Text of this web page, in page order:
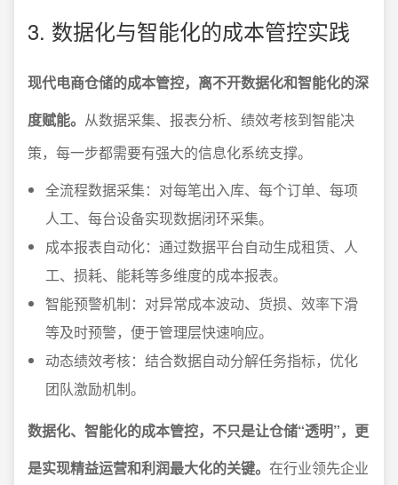
3. 数据化与智能化的成本管控实践
现代电商仓储的成本管控，离不开数据化和智能化的深
度赋能。 从数据采集、报表分析、绩效考核到智能决
策，每一步都需要有强大的信息化系统支撑。
全流程数据采集：对每笔出入库、每个订单、每项
人工、每台设备实现数据闭环采集。
成本报表自动化：通过数据平台自动生成租赁、人
工、损耗、能耗等多维度的成本报表。
智能预警机制：对异常成本波动、货损、效率下滑
等及时预警，便于管理层快速响应。
动态绩效考核：结合数据自动分解任务指标，优化
团队激励机制。
数据化、智能化的成本管控，不只是让仓储“透明”，更
是实现精益运营和利润最大化的关键。 在行业领先企业